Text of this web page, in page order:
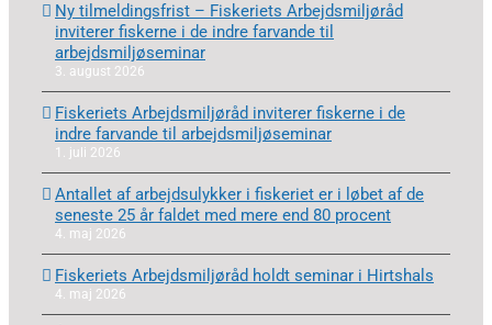
Ny tilmeldingsfrist – Fiskeriets Arbejdsmiljøråd
inviterer fiskerne i de indre farvande til
arbejdsmiljøseminar
3. august 2026
Fiskeriets Arbejdsmiljøråd inviterer fiskerne i de
indre farvande til arbejdsmiljøseminar
1. juli 2026
Antallet af arbejdsulykker i fiskeriet er i løbet af de
seneste 25 år faldet med mere end 80 procent
4. maj 2026
Fiskeriets Arbejdsmiljøråd holdt seminar i Hirtshals
4. maj 2026